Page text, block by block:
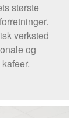
største
verksted
og